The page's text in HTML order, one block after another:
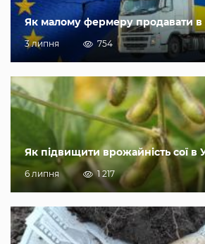
Як малому фермеру продавати в
3 липня 754
Як підвищити врожайність сої в
6 липня 1 217